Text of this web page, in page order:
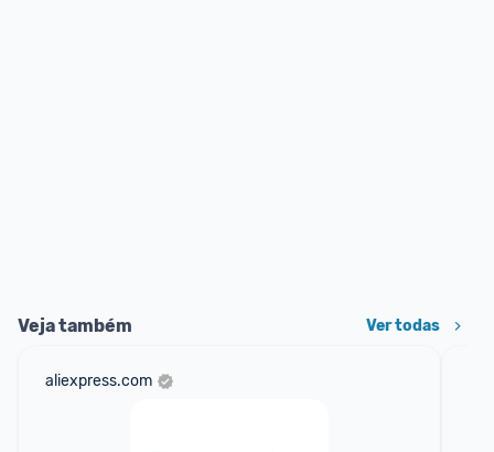
Veja também Ver todas
aliexpress.com